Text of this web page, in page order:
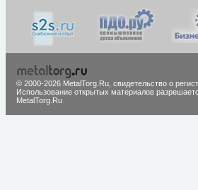
© 2000-2026 MetalTorg.Ru, cвидетельство о
Использование открытых материалов
MetalTorg.Ru